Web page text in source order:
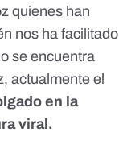
quienes han
nos ha facilitado
se encuentra
actualmente el
en la
viral.